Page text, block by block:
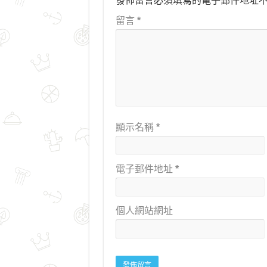
留言 *
顯示名稱 *
電子郵件地址 *
個人網站網址